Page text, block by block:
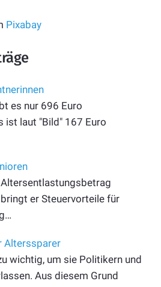
Pixabay
es nur 696 Euro
ist laut "Bild" 167 Euro
er Steuer­vorteile für
Alterssparer
wichtig, um sie Politikern und
Aus diesem Grund